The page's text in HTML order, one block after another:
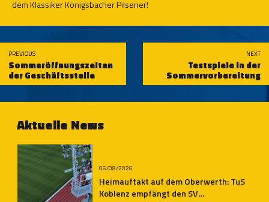
dem Klassiker Königsbacher Pilsener!
PREVIOUS
Sommeröffnungszeiten
der Geschäftsstelle
NEXT
Testspiele in der
Sommervorbereitung
Aktuelle News
06/08/2026
Heimauftakt auf dem Oberwerth: TuS
Koblenz empfängt den SV